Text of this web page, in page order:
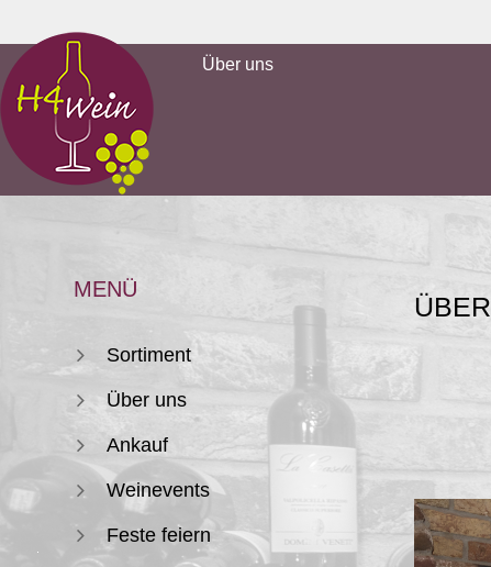
Über uns
MENÜ
Sortiment
Über uns
Ankauf
Weinevents
Feste feiern
ÜBER